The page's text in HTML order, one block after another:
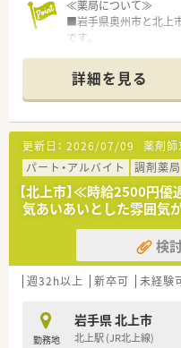
≪薬局について≫
■岩手県奥州市と北上
です。
環境が整っています。
■代表も薬剤師で現場
■風通しも良く、改善
されている会社です。
■クリニック門前がメ
の関係性も良好です。
詳細を見る
更新日： 2026/07/09 薬剤師
パート・アルバイト
調剤薬局
【北上市】≪時給2500円
気あいあいとした雰囲気
検
週32h以上 新卒可 未経験
勤務地
岩手県 北上市
北上駅 (JR北上線)